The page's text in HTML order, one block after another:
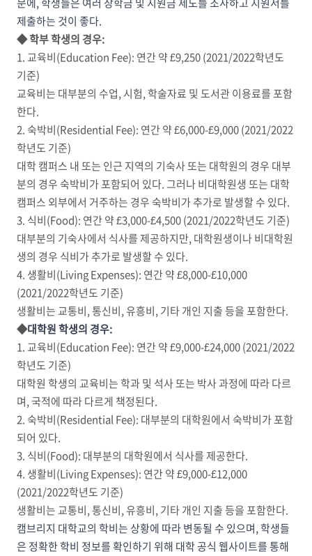
제출하는 것이 좋다.
◆ 학부 학생의 경우:
1. 교육비(Education Fee): 연간 약 £9,250 (2021/2022학년도
기준)
교육비는 대부분의 수업, 시험, 학술자료 및 도서관 이용료를 포함
한다.
2. 숙박비(Residential Fee): 연간 약 £6,000-£9,000 (2021/2022
학년도 기준)
대학 캠퍼스 내 또는 인근 지역의 기숙사 또는 대학원의 경우 대부
분의 경우 숙박비가 포함되어 있다. 그러나 비대학원생 또는 대학
캠퍼스 외부에서 거주하는 경우 숙박비가 추가로 발생할 수 있다.
3. 식비(Food): 연간 약 £3,000-£4,500 (2021/2022학년도 기준)
대부분의 기숙사에서 식사를 제공하지만, 대학원생이나 비대학원
생의 경우 식비가 추가로 발생할 수 있다.
4. 생활비(Living Expenses): 연간 약 £8,000-£10,000
(2021/2022학년도 기준)
생활비는 교통비, 통신비, 유흥비, 기타 개인 지출 등을 포함한다.
◆대학원 학생의 경우:
1. 교육비(Education Fee): 연간 약 £9,000-£24,000 (2021/2022
학년도 기준)
대학원 학생의 교육비는 학과 및 석사 또는 박사 과정에 따라 다르
며, 국적에 따라 다르게 책정된다.
2. 숙박비(Residential Fee): 대부분의 대학원에서 숙박비가 포함
되어 있다.
3. 식비(Food): 대부분의 대학원에서 식사를 제공한다.
4. 생활비(Living Expenses): 연간 약 £9,000-£12,000
(2021/2022학년도 기준)
생활비는 교통비, 통신비, 유흥비, 기타 개인 지출 등을 포함한다.
캠브리지 대학교의 학비는 상황에 따라 변동될 수 있으며, 학생들
은 정확한 학비 정보를 확인하기 위해 대학 공식 웹사이트를 통해